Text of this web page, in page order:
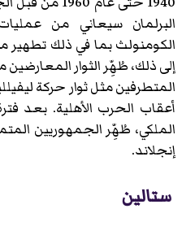
البرلمان سيعاني من
الكومنولث بما في ذلك تطهير
إلى ذلك، طُهِّر الثوار المعارضين
المتطرفين مثل ثوار حركة
أعقاب الحرب الأهلية. بعد
الملكي، طُهِّر الجمهوريين
إنجلاند.
ستالين